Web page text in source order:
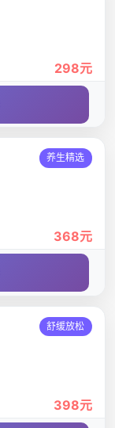
298元
养生精选
368元
舒缓放松
398元